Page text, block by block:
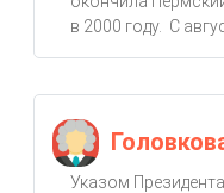
в 2000 году. С
Указом